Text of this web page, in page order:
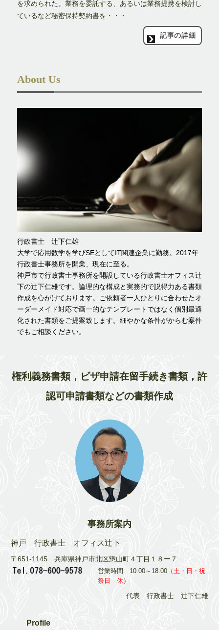
を求められた。業務を委託する、あるいは業務提携を検討し
ているなど秘密保持契約書を・・・
記事の詳細
About Us
行政書士 辻下仁雄
大学で応用数学を学びSEとしてIT関連企業に勤務。2017年
行政書士事務所を開業、現在に至る。
神戸市で行政書士事務所を開設している行政書士オフィス辻
下の辻下仁雄です。論理的な構成と実務的で説得力ある書類
作成を心がけております。ご依頼者一人ひとりに合わせたオ
ーダーメイド対応で画一的なテンプレートではなく個別最適
化された書類をご提案致します。細やかな条件がからむ案件
でもご相談ください。
権利義務書類，ビザ申請在留手続き書類，許
認可申請書類などの書類作成
事務所案内
神戸 行政書士 オフィス辻下
〒651-1145 兵庫県神戸市北区惣山町４丁目１８ー７
営業時間 10:00～18:00（ 土・日・祝
祭日 休）
代表 行政書士 辻下仁雄
Profile